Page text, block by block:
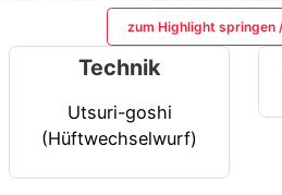
zum Highlight springen
Technik
Utsuri-goshi
(Hüftwechselwurf)